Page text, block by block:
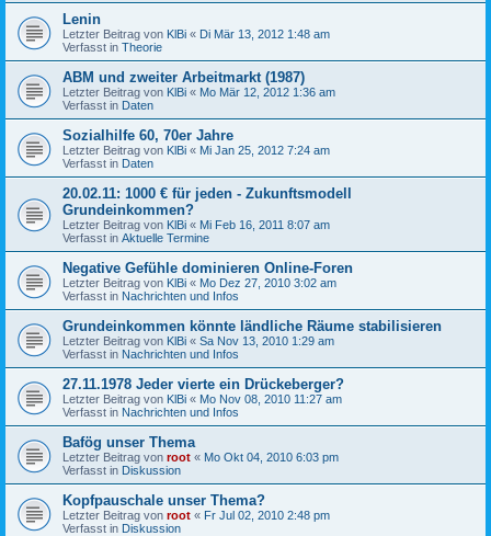
Lenin
Letzter Beitrag von KlBi « Di Mär 13, 2012 1:48 am
Verfasst in Theorie
ABM und zweiter Arbeitmarkt (1987)
Letzter Beitrag von KlBi « Mo Mär 12, 2012 1:36 am
Verfasst in Daten
Sozialhilfe 60, 70er Jahre
Letzter Beitrag von KlBi « Mi Jan 25, 2012 7:24 am
Verfasst in Daten
20.02.11: 1000 € für jeden - Zukunftsmodell
Grundeinkommen?
Letzter Beitrag von KlBi « Mi Feb 16, 2011 8:07 am
Verfasst in Aktuelle Termine
Negative Gefühle dominieren Online-Foren
Letzter Beitrag von KlBi « Mo Dez 27, 2010 3:02 am
Verfasst in Nachrichten und Infos
Grundeinkommen könnte ländliche Räume stabilisieren
Letzter Beitrag von KlBi « Sa Nov 13, 2010 1:29 am
Verfasst in Nachrichten und Infos
27.11.1978 Jeder vierte ein Drückeberger?
Letzter Beitrag von KlBi « Mo Nov 08, 2010 11:27 am
Verfasst in Nachrichten und Infos
Bafög unser Thema
Letzter Beitrag von root « Mo Okt 04, 2010 6:03 pm
Verfasst in Diskussion
Kopfpauschale unser Thema?
Letzter Beitrag von root « Fr Jul 02, 2010 2:48 pm
Verfasst in Diskussion